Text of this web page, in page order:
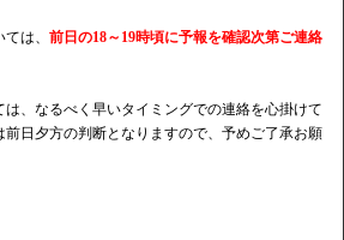
は、 前日の18～19時頃に予報を確認次第ご連絡
、なるべく早いタイミングでの連絡を心掛けて
日夕方の判断となりますので、予めご了承お願